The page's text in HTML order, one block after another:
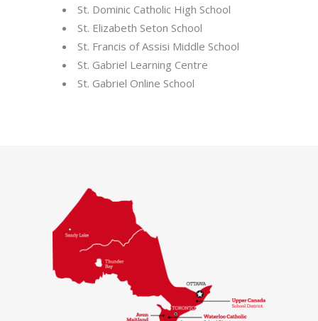
St. Dominic Catholic High School
St. Elizabeth Seton School
St. Francis of Assisi Middle School
St. Gabriel Learning Centre
St. Gabriel Online School